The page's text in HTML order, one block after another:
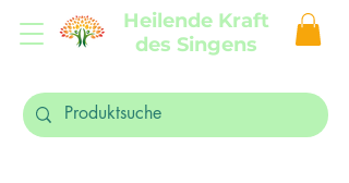
Heilende Kraft
des Singens